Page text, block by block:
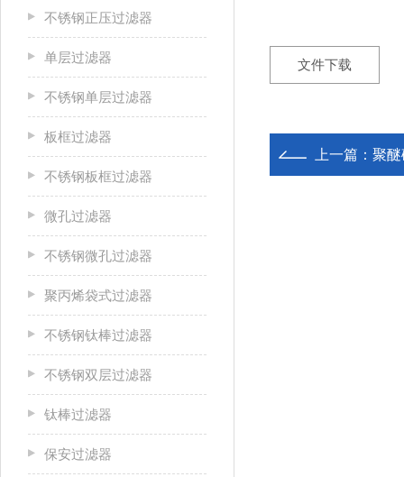
不锈钢正压过滤器
单层过滤器
不锈钢单层过滤器
板框过滤器
不锈钢板框过滤器
微孔过滤器
不锈钢微孔过滤器
聚丙烯袋式过滤器
不锈钢钛棒过滤器
不锈钢双层过滤器
钛棒过滤器
保安过滤器
文件下载
上一篇： 聚